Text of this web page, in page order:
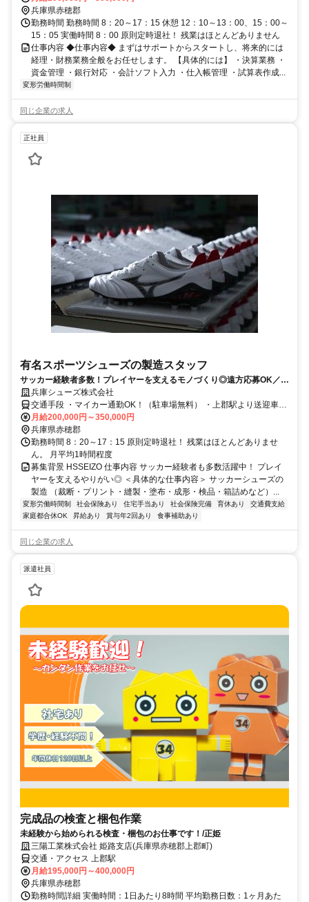
兵庫県赤穂郡
勤務時間 勤務時間 8：20～17：15 休憩 12：10～13：00、15：00～
15：05 実働時間 8：00 原則定時退社！ 残業はほとんどありません
仕事内容 ◆仕事内容◆ まずはサポートからスタートし、将来的には
経理・財務業務全般をお任せします。 【具体的には】 ・決算業務 ・
資金管理 ・銀行対応 ・会計ソフト入力 ・仕入帳管理 ・試算表作成...
変形労働時間制
同じ企業の求人
正社員
有名スポーツシューズの製造スタッフ
サッカー経験者多数！プレイヤーを支えるモノづくり◎遠方応募OK／住
宅手当あり
兵庫シューズ株式会社
交通手段 ・マイカー通勤OK！（駐車場無料） ・上郡駅より送迎車あ
り（人数制限あり） ・苔縄駅より徒歩10分
月給200,000円～350,000円
兵庫県赤穂郡
勤務時間 8：20～17：15 原則定時退社！ 残業はほとんどありませ
ん。 月平均1時間程度
募集背景 HSSEIZO 仕事内容 サッカー経験者も多数活躍中！ プレイ
ヤーを支えるやりがい◎ ＜具体的な仕事内容＞ サッカーシューズの
製造 （裁断・プリント・縫製・塗布・成形・検品・箱詰めなど）...
変形労働時間制 社会保険あり 住宅手当あり 社会保険完備 育休あり
交通費支給
家庭都合休OK
昇給あり 賞与年2回あり 食事補助あり
同じ企業の求人
派遣社員
完成品の検査と梱包作業
未経験から始められる検査・梱包のお仕事です！/正姫
三陽工業株式会社 姫路支店(兵庫県赤穂郡上郡町)
交通・アクセス 上郡駅
月給195,000円～400,000円
兵庫県赤穂郡
勤務時間詳細 実働時間：1日あたり8時間 平均勤務日数：1ヶ月あた